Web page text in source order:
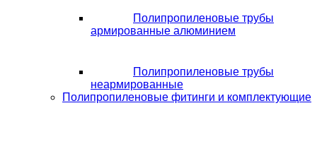
Полипропиленовые трубы
армированные алюминием
Полипропиленовые трубы
неармированные
Полипропиленовые фитинги и комплектующие